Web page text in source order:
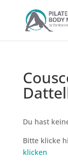
Du hast
Bitte klicke
klicken